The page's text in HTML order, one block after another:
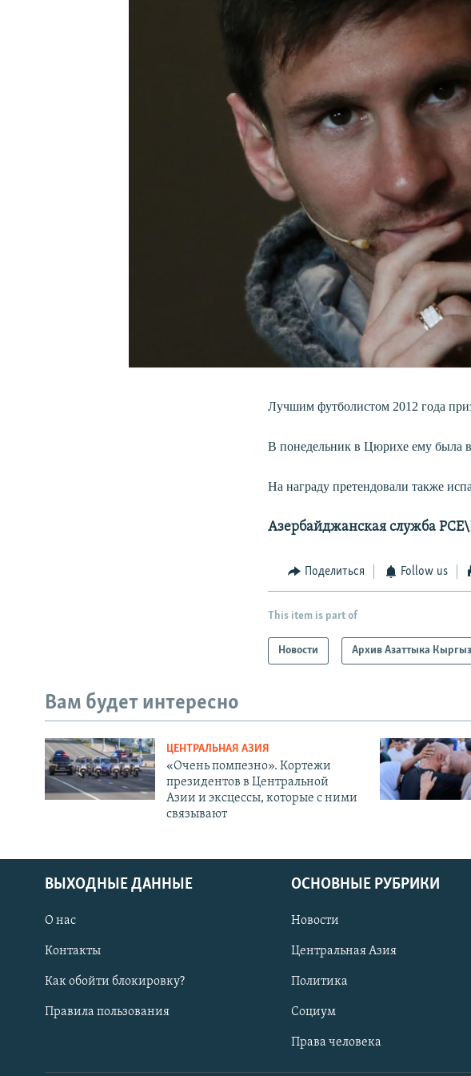
Лучшим футболистом 2012 года
В понедельник в Цюрихе ему была
На награду претендовали также
Азербайджанская служба
Поделиться Follow us
This item is part of
Новости Архив Азаттыка
Вам будет интересно
ЦЕНТРАЛЬНАЯ АЗИЯ
«Очень помпезно». Кортежи
президентов в Центральной
Азии и эксцессы, которые с ними
связывают
ВЫХОДНЫЕ ДАННЫЕ
О нас
Контакты
Как обойти блокировку?
Правила пользования
ОСНОВНЫЕ РУБРИКИ
Новости
Центральная Азия
Политика
Социум
Права человека